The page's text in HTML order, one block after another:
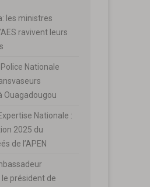
les ministres
ravivent leurs
Police Nationale
Ouagadougou
Nationale :
2025 du
de l’APEN
le président de